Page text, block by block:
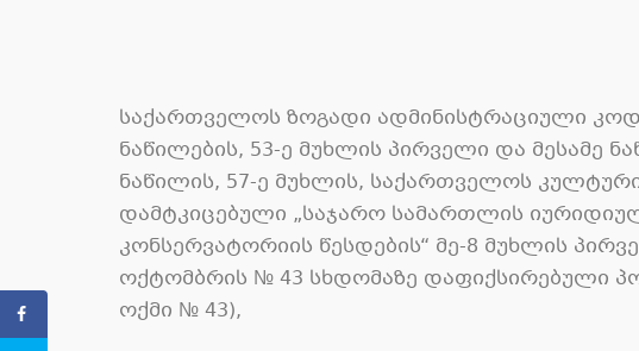
საქართველოს ზოგადი ადმინისტრაციული
ნაწილების, 53-ე მუხლის პირველი და მესამე
ნაწილის, 57-ე მუხლის, საქართველოს
დამტკიცებული „საჯარო სამართლის
კონსერვატორიის წესდების“ მე-8 მუხლის
ოქტომბრის № 43 სხდომაზე დაფიქსირებული
ოქმი № 43),